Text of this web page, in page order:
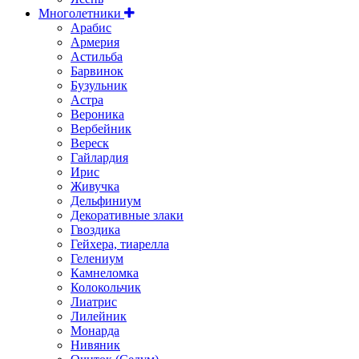
Многолетники
Арабис
Армерия
Астильбa
Барвинок
Бузульник
Астра
Вероника
Вербейник
Вереск
Гайлардия
Ирис
Живучка
Дельфиниум
Декоративные злаки
Гвоздика
Гейхера, тиарелла
Гелениум
Камнеломка
Колокольчик
Лиатрис
Лилейник
Монарда
Нивяник